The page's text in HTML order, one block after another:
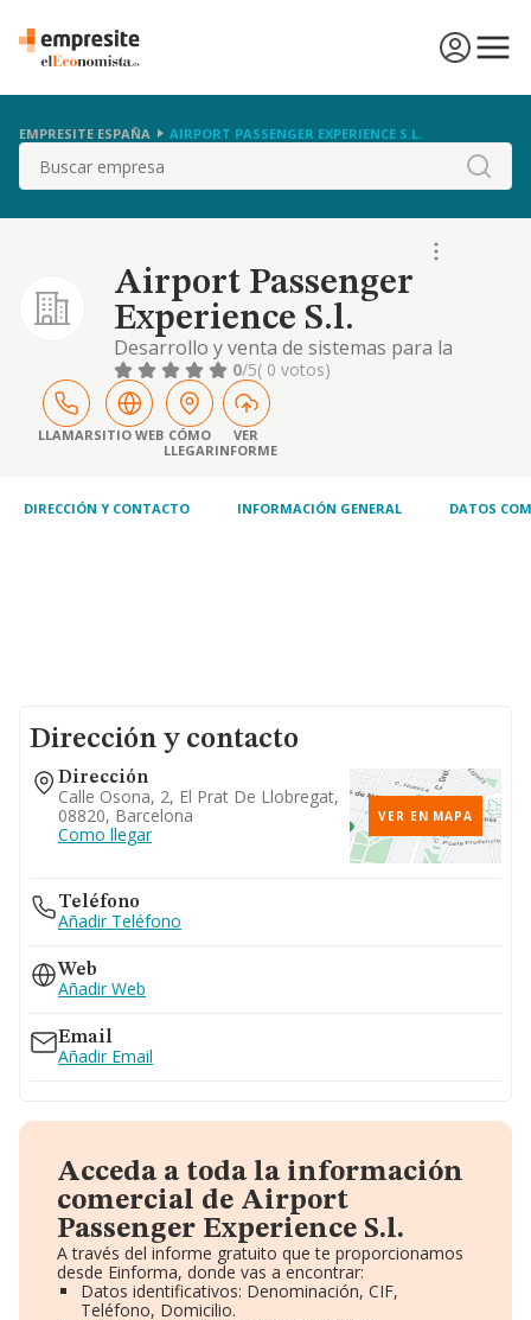
EMPRESITE ESPAÑA AIRPORT PASSENGER EXPERIENCE S.L.
Buscar
Airport Passenger
Experience S.l.
Desarrollo y venta de sistemas para la
gestion y operacion de carros
portaequipajes para pasajeros de
aeropuertos. prestacion de servicios
aeroportuarios, etc
0/5( 0 votos)
LLAMARSITIO WEB CÓMO
LLEGAR
VER
INFORME
DIRECCIÓN Y CONTACTO INFORMACIÓN GENERAL DATOS
Dirección y contacto
Dirección
Calle Osona, 2, El Prat De Llobregat,
08820, Barcelona
Como llegar
VER EN MAPA
Teléfono
Añadir Teléfono
Web
Añadir Web
Email
Añadir Email
Acceda a toda la información
comercial de Airport
Passenger Experience S.l.
A través del informe gratuito que te proporcionamos
desde Einforma, donde vas a encontrar:
Datos identificativos: Denominación, CIF,
Teléfono, Domicilio.